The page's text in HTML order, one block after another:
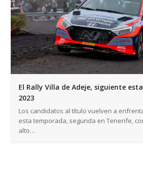
El Rally Villa de Adeje, siguiente
2023
Los candidatos al título vuelven a
esta temporada, segunda en Tenerife,
alto…